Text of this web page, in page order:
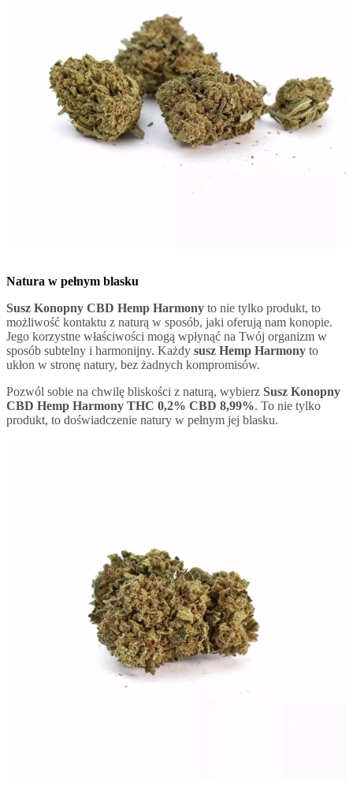
Natura w pełnym blasku
Susz Konopny CBD Hemp Harmony to nie tylko produkt, to
możliwość kontaktu z naturą w sposób, jaki oferują nam konopie.
Jego korzystne właściwości mogą wpłynąć na Twój organizm w
sposób subtelny i harmonijny. Każdy susz Hemp Harmony to
ukłon w stronę natury, bez żadnych kompromisów.
Pozwól sobie na chwilę bliskości z naturą, wybierz Susz Konopny
CBD Hemp Harmony THC 0,2% CBD 8,99%. To nie tylko
produkt, to doświadczenie natury w pełnym jej blasku.